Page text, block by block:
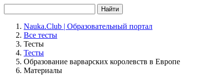
Найти
Nauka.Club | Образовательный портал
Все тесты
Тесты
Тесты
Образование варварских королевств в Европе
Материалы